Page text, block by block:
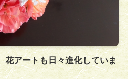
アートも日々進化していま